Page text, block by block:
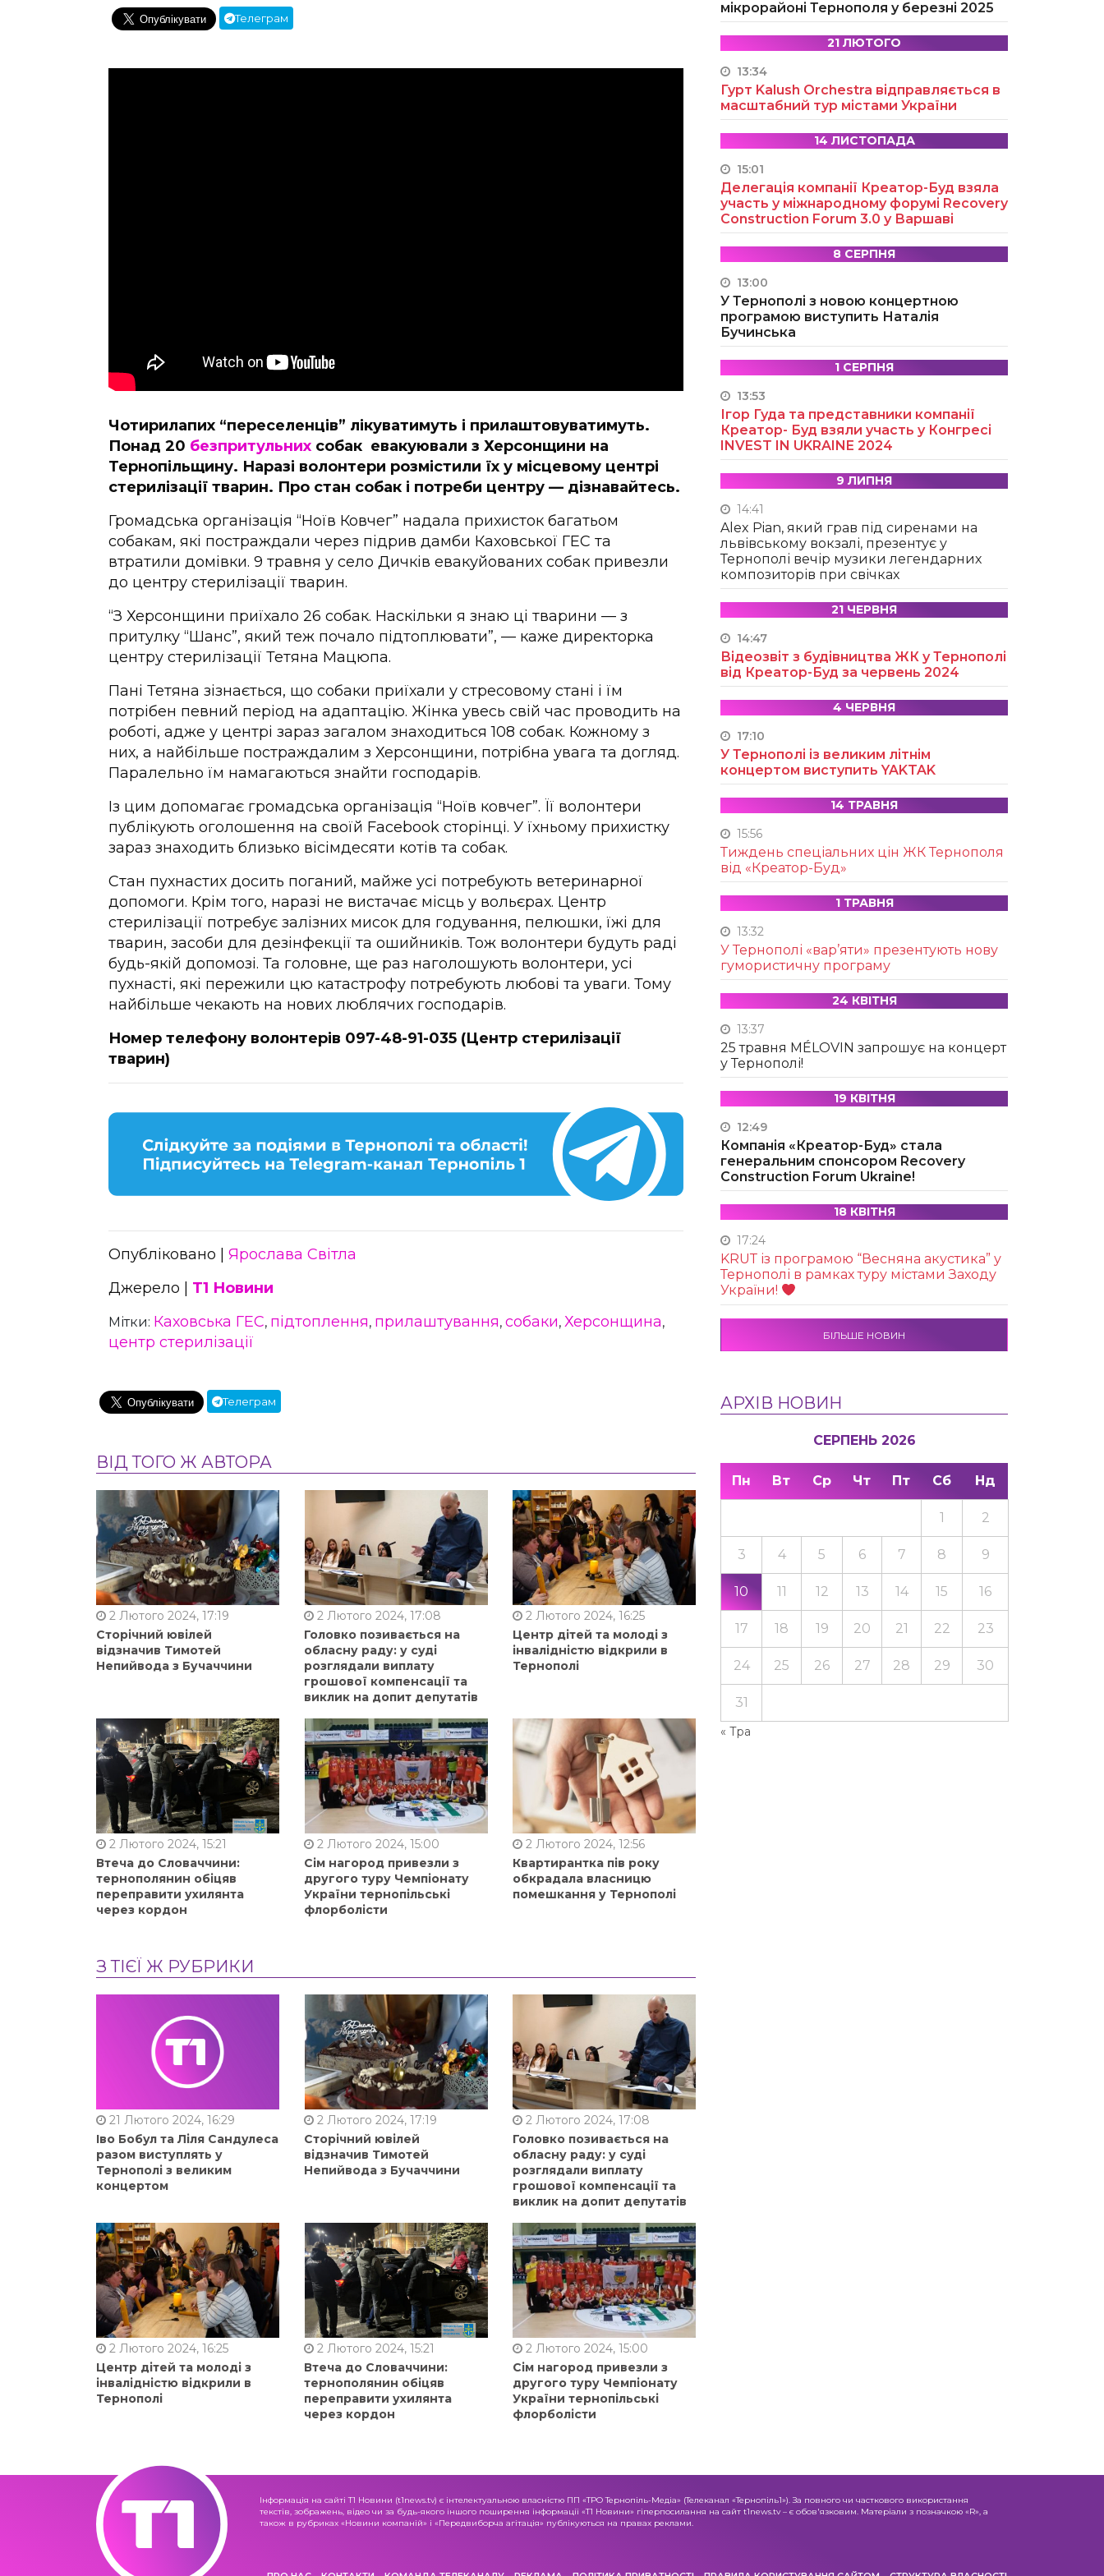
Телеграм
Чотирилапих “переселенців” лікуватимуть і прилаштовуватимуть.
Понад 20 безпритульних собак евакуювали з Херсонщини на
Тернопільщину. Наразі волонтери розмістили їх у місцевому центрі
стерилізації тварин. Про стан собак і потреби центру — дізнавайтесь.
Громадська організація “Ноїв Ковчег” надала прихисток багатьом
собакам, які постраждали через підрив дамби Каховської ГЕС та
втратили домівки. 9 травня у село Дичків евакуйованих собак привезли
до центру стерилізації тварин.
“З Херсонщини приїхало 26 собак. Наскільки я знаю ці тварини — з
притулку “Шанс”, який теж почало підтоплювати”, — каже директорка
центру стерилізації Тетяна Мацюпа.
Пані Тетяна зізнається, що собаки приїхали у стресовому стані і їм
потрібен певний період на адаптацію. Жінка увесь свій час проводить на
роботі, адже у центрі зараз загалом знаходиться 108 собак. Кожному з
них, а найбільше постраждалим з Херсонщини, потрібна увага та догляд.
Паралельно їм намагаються знайти господарів.
Із цим допомагає громадська організація “Ноїв ковчег”. Її волонтери
публікують оголошення на своїй Facebook сторінці. У їхньому прихистку
зараз знаходить близько вісімдесяти котів та собак.
Стан пухнастих досить поганий, майже усі потребують ветеринарної
допомоги. Крім того, наразі не вистачає місць у вольєрах. Центр
стерилізації потребує залізних мисок для годування, пелюшки, їжі для
тварин, засоби для дезінфекції та ошийників. Тож волонтери будуть раді
будь-якій допомозі. Та головне, ще раз наголошують волонтери, усі
пухнасті, які пережили цю катастрофу потребують любові та уваги. Тому
найбільше чекають на нових люблячих господарів.
Номер телефону волонтерів 097-48-91-035 (Центр стерилізації
тварин)
Опубліковано | Ярослава Світла
Джерело | Т1 Новини
Мітки: Каховська ГЕС, підтоплення, прилаштування, собаки, Херсонщина,
центр стерилізації
Телеграм
ВІД ТОГО Ж АВТОРА
2 Лютого 2024, 17:19
Сторічний ювілей
відзначив Тимотей
Непийвода з Бучаччини
2 Лютого 2024, 17:08
Головко позивається на
обласну раду: у суді
розглядали виплату
грошової компенсації та
виклик на допит депутатів
2 Лютого 2024, 16:25
Центр дітей та молоді з
інвалідністю відкрили в
Тернополі
2 Лютого 2024, 15:21
Втеча до Словаччини:
тернополянин обіцяв
переправити ухилянта
через кордон
2 Лютого 2024, 15:00
Сім нагород привезли з
другого туру Чемпіонату
України тернопільські
флорболісти
2 Лютого 2024, 12:56
Квартирантка пів року
обкрадала власницю
помешкання у Тернополі
З ТІЄЇ Ж РУБРИКИ
21 Лютого 2024, 16:29
Іво Бобул та Ліля Сандулеса
разом виступлять у
Тернополі з великим
концертом
2 Лютого 2024, 17:19
Сторічний ювілей
відзначив Тимотей
Непийвода з Бучаччини
2 Лютого 2024, 17:08
Головко позивається на
обласну раду: у суді
розглядали виплату
грошової компенсації та
виклик на допит депутатів
2 Лютого 2024, 16:25
Центр дітей та молоді з
інвалідністю відкрили в
Тернополі
2 Лютого 2024, 15:21
Втеча до Словаччини:
тернополянин обіцяв
переправити ухилянта
через кордон
2 Лютого 2024, 15:00
Сім нагород привезли з
другого туру Чемпіонату
України тернопільські
флорболісти
мікрорайоні Тернополя у березні 2025
21 ЛЮТОГО
13:34
Гурт Kalush Orchestra відправляється в
масштабний тур містами України
14 ЛИСТОПАДА
15:01
Делегація компанії Креатор-Буд взяла
участь у міжнародному форумі Recovery
Construction Forum 3.0 у Варшаві
8 СЕРПНЯ
13:00
У Тернополі з новою концертною
програмою виступить Наталія
Бучинська
1 СЕРПНЯ
13:53
Ігор Гуда та представники компанії
Креатор- Буд взяли участь у Конгресі
INVEST IN UKRAINE 2024
9 ЛИПНЯ
14:41
Alex Pian, який грав під сиренами на
львівському вокзалі, презентує у
Тернополі вечір музики легендарних
композиторів при свічках
21 ЧЕРВНЯ
14:47
Відеозвіт з будівництва ЖК у Тернополі
від Креатор-Буд за червень 2024
4 ЧЕРВНЯ
17:10
У Тернополі із великим літнім
концертом виступить YAKTAK
14 ТРАВНЯ
15:56
Тиждень спеціальних цін ЖК Тернополя
від «Креатор-Буд»
1 ТРАВНЯ
13:32
У Тернополі «вар’яти» презентують нову
гумористичну програму
24 КВІТНЯ
13:37
25 травня MÉLOVIN запрошує на концерт
у Тернополі!
19 КВІТНЯ
12:49
Компанія «Креатор-Буд» стала
генеральним спонсором Recovery
Construction Forum Ukraine!
18 КВІТНЯ
17:24
KRUТ із програмою “Весняна акустика” у
Тернополі в рамках туру містами Заходу
України!
БІЛЬШЕ НОВИН
АРХІВ НОВИН
СЕРПЕНЬ 2026
Пн Вт Ср Чт Пт Сб Нд
« Тра
1 2
3 4 5 6 7 8 9
10 11 12 13 14 15 16
17 18 19 20 21 22 23
24 25 26 27 28 29 30
31
Інформація на сайті Т1 Новини (t1news.tv) є інтелектуальною власністю ПП «ТРО Тернопіль-Медіа» (Телеканал «Тернопіль1»). За повного чи часткового використання
текстів, зображень, відео чи за будь-якого іншого поширення інформації «Т1 Новини» гіперпосилання на сайт t1news.tv – є обов'язковим. Матеріали з позначкою «R», а
також в рубриках «Новини компаній» і «Передвиборча агітація» публікуються на правах реклами.